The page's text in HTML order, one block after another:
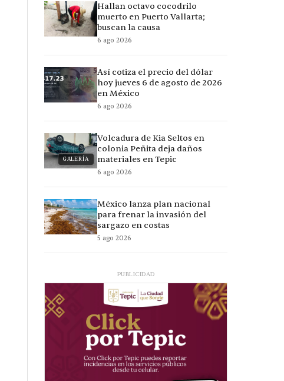
Hallan octavo cocodrilo
muerto en Puerto Vallarta;
buscan la causa
6 ago 2026
Así cotiza el precio del dólar
hoy jueves 6 de agosto de 2026
en México
6 ago 2026
GALERÍA
Volcadura de Kia Seltos en
colonia Peñita deja daños
materiales en Tepic
6 ago 2026
México lanza plan nacional
para frenar la invasión del
sargazo en costas
5 ago 2026
PUBLICIDAD